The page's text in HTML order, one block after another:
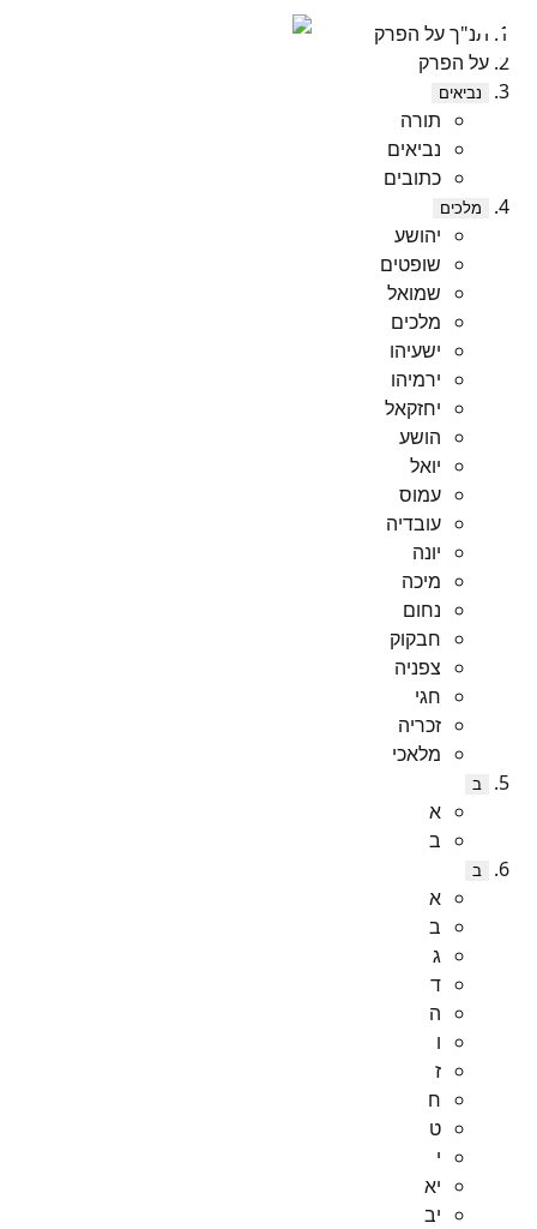
תנ"ך על הפרק
על הפרק
נביאים
תורה
נביאים
כתובים
מלכים
יהושע
שופטים
שמואל
מלכים
ישעיהו
ירמיהו
יחזקאל
הושע
יואל
עמוס
עובדיה
יונה
מיכה
נחום
חבקוק
צפניה
חגי
זכריה
מלאכי
ב
א
ב
ב
א
ב
ג
ד
ה
ו
ז
ח
ט
י
יא
יב